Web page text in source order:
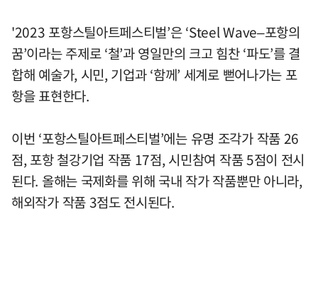
'2023 포항스틸아트페스티벌’은 ‘Steel Wave–포항의
꿈’이라는 주제로 ‘철’과 영일만의 크고 힘찬 ‘파도’를 결
합해 예술가, 시민, 기업과 ‘함께’ 세계로 뻗어나가는 포
항을 표현한다.
이번 ‘포항스틸아트페스티벌’에는 유명 조각가 작품 26
점, 포항 철강기업 작품 17점, 시민참여 작품 5점이 전시
된다. 올해는 국제화를 위해 국내 작가 작품뿐만 아니라,
해외작가 작품 3점도 전시된다.